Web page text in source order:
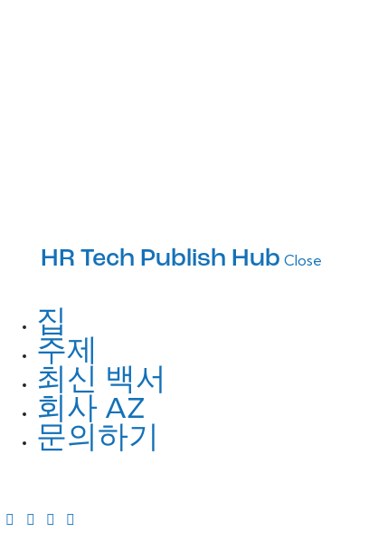
HR Tech Publish Hub Close
집
주제
최신 백서
회사 AZ
문의하기